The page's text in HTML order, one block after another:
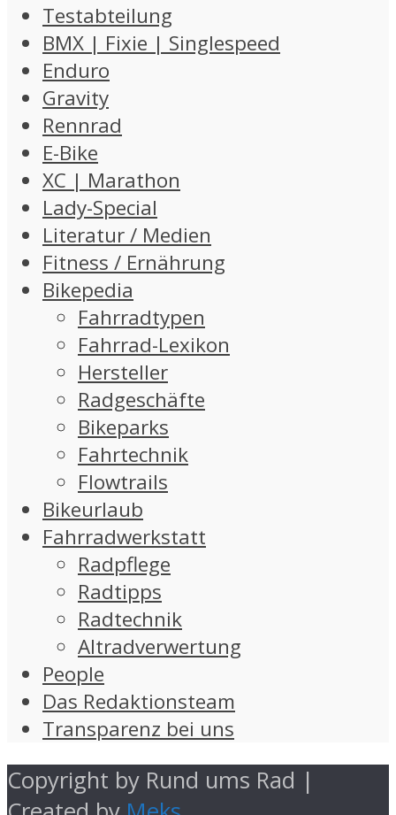
Testabteilung
BMX | Fixie | Singlespeed
Enduro
Gravity
Rennrad
E-Bike
XC | Marathon
Lady-Special
Literatur / Medien
Fitness / Ernährung
Bikepedia
Fahrradtypen
Fahrrad-Lexikon
Hersteller
Radgeschäfte
Bikeparks
Fahrtechnik
Flowtrails
Bikeurlaub
Fahrradwerkstatt
Radpflege
Radtipps
Radtechnik
Altradverwertung
People
Das Redaktionsteam
Transparenz bei uns
Copyright by Rund ums Rad |